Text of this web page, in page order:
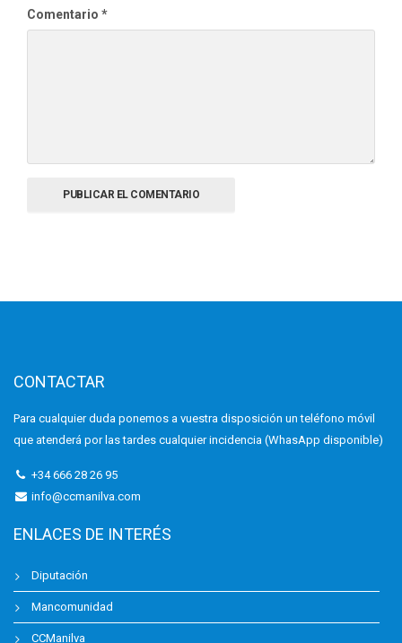
Comentario *
CONTACTAR
Para cualquier duda ponemos a vuestra disposición un teléfono móvil
que atenderá por las tardes cualquier incidencia (WhasApp disponible)
+34 666 28 26 95
info@ccmanilva.com
ENLACES DE INTERÉS
Diputación
Mancomunidad
CCManilva